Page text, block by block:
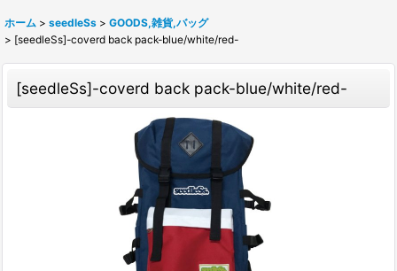
ホーム > seedleSs > GOODS,雑貨,バッグ
> [seedleSs]-coverd back pack-blue/white/red-
[seedleSs]-coverd back pack-blue/white/red-